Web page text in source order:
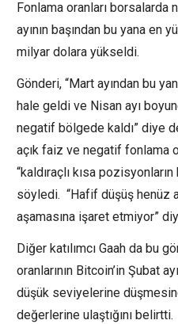
Fonlama oranları borsalarda
ayının başından bu yana en
milyar dolara yükseldi.
Gönderi, “Mart ayından bu
hale geldi ve Nisan ayı
negatif bölgede kaldı” diye
açık faiz ve negatif fonlama
“kaldıraçlı kısa
söyledi. “Hafif düşüş henüz
aşamasına işaret etmiyor”
Diğer katılımcı Gaah da bu
oranlarının Bitcoin’in Şubat
düşük seviyelerine
değerlerine ulaştığını belirtti.